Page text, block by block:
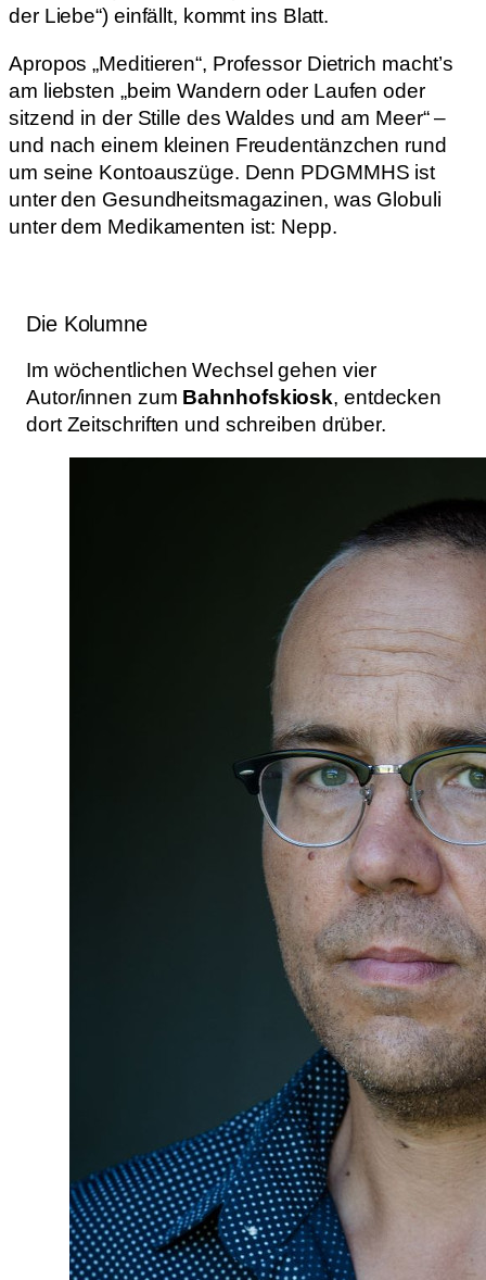
der Liebe“) einfällt, kommt ins Blatt.
Apropos „Meditieren“, Professor Dietrich macht’s
am liebsten „beim Wandern oder Laufen oder
sitzend in der Stille des Waldes und am Meer“ –
und nach einem kleinen Freudentänzchen rund
um seine Kontoauszüge. Denn PDGMMHS ist
unter den Gesundheitsmagazinen, was Globuli
unter dem Medikamenten ist: Nepp.
Die Kolumne
Im wöchentlichen Wechsel gehen vier
Autor/innen zum Bahnhofskiosk, entdecken
dort Zeitschriften und schreiben drüber.